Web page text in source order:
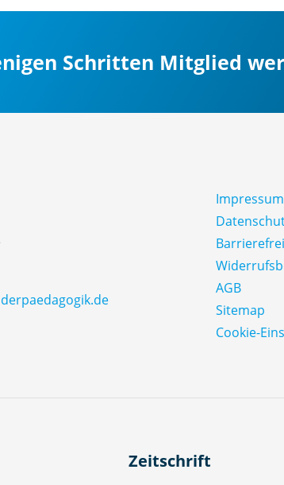
Schritten Mitglied
Impressum
AGB
Sitemap
Cookie-
Zeitschrift